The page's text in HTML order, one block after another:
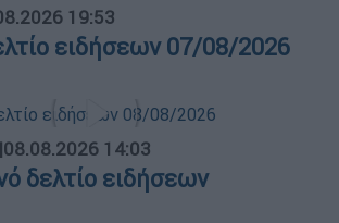
19:53
ειδήσεων 07/08/2026
|08.08.2026 14:03
δελτίο ειδήσεων